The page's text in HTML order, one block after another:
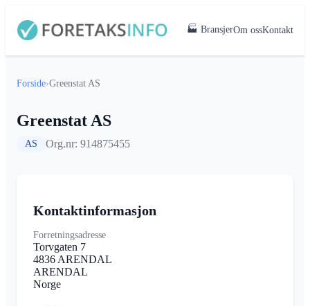
🏭 BransjerOm ossKontakt
Forside›Greenstat AS
Greenstat AS
AS Org.nr: 914875455
Kontaktinformasjon
Forretningsadresse
Torvgaten 7
4836 ARENDAL
ARENDAL
Norge